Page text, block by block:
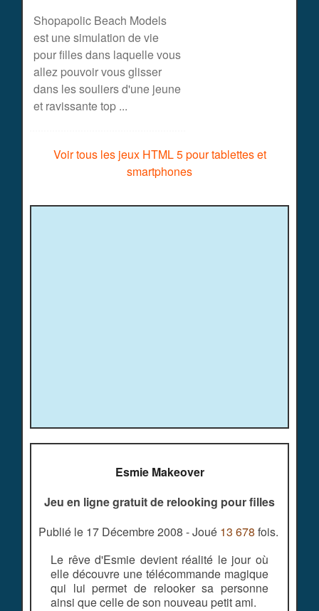
Shopapolic Beach Models
est une simulation de vie
pour filles dans laquelle vous
allez pouvoir vous glisser
dans les souliers d'une jeune
et ravissante top ...
Voir tous les jeux HTML 5 pour tablettes et
smartphones
Esmie Makeover
Jeu en ligne gratuit de relooking pour filles
Publié le 17 Décembre 2008 - Joué 13 678 fois.
Le rêve d'Esmie devient réalité le jour où
elle découvre une télécommande magique
qui lui permet de relooker sa personne
ainsi que celle de son nouveau petit ami.